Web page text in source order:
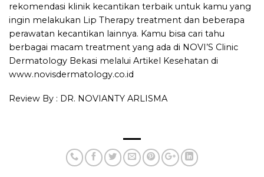
rekomendasi klinik kecantikan terbaik untuk kamu yang
ingin melakukan Lip Therapy treatment dan beberapa
perawatan kecantikan lainnya. Kamu bisa cari tahu
berbagai macam treatment yang ada di NOVI’S Clinic
Dermatology Bekasi melalui Artikel Kesehatan di
www.novisdermatology.co.id
Review By : DR. NOVIANTY ARLISMA